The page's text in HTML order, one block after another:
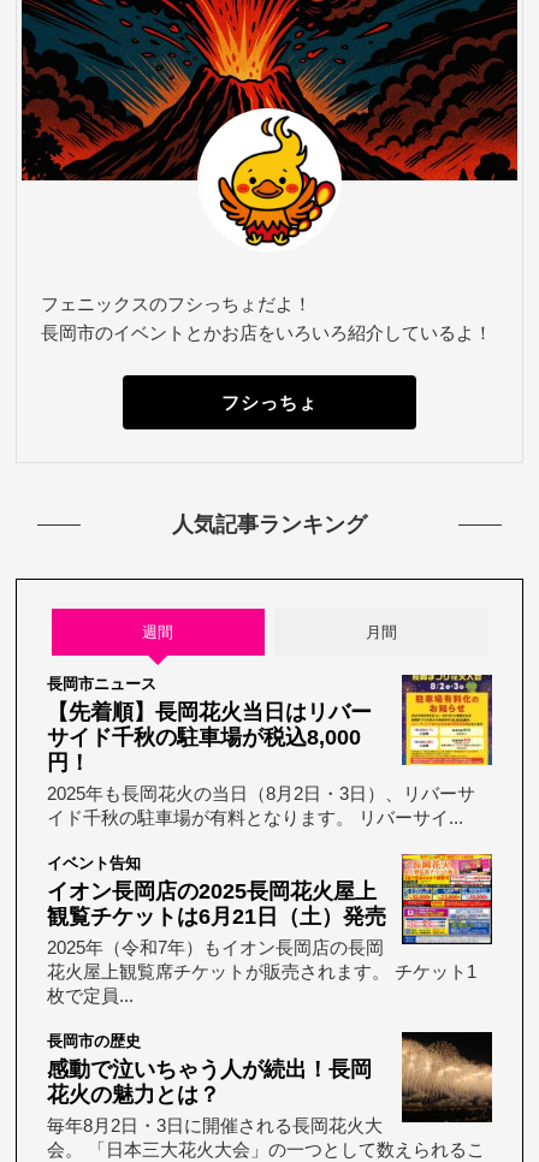
フェニックスのフシっちょだよ！
長岡市のイベントとかお店をいろいろ紹介しているよ！
フシっちょ
人気記事ランキング
週間 月間
長岡市ニュース
【先着順】長岡花火当日はリバー
サイド千秋の駐車場が税込8,000
円！
2025年も長岡花火の当日（8月2日・3日）、リバーサ
イド千秋の駐車場が有料となります。 リバーサイ...
イベント告知
イオン長岡店の2025長岡花火屋上
観覧チケットは6月21日（土）発売
2025年（令和7年）もイオン長岡店の長岡
花火屋上観覧席チケットが販売されます。 チケット1
枚で定員...
長岡市の歴史
感動で泣いちゃう人が続出！長岡
花火の魅力とは？
毎年8月2日・3日に開催される長岡花火大
会。 「日本三大花火大会」の一つとして数えられるこ